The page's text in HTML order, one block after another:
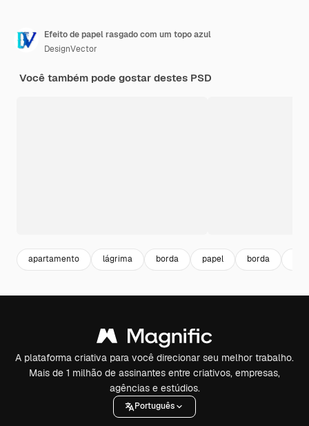
Efeito de papel rasgado com um topo azul
DesignVector
Você também pode gostar destes PSD
apartamento lágrima borda papel borda
A plataforma criativa para você direcionar seu melhor trabalho.
Mais de 1 milhão de assinantes entre criativos, empresas,
agências e estúdios.
Português